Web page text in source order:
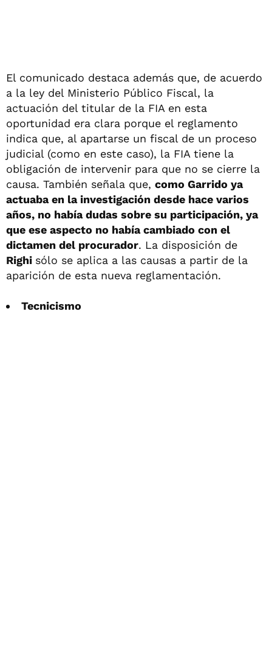
El comunicado destaca además que, de acuerdo
a la ley del Ministerio Público Fiscal, la
actuación del titular de la FIA en esta
oportunidad era clara porque el reglamento
indica que, al apartarse un fiscal de un proceso
judicial (como en este caso), la FIA tiene la
obligación de intervenir para que no se cierre la
causa. También señala que, como Garrido ya
actuaba en la investigación desde hace varios
años, no había dudas sobre su participación, ya
que ese aspecto no había cambiado con el
dictamen del procurador. La disposición de
Righi sólo se aplica a las causas a partir de la
aparición de esta nueva reglamentación.
Tecnicismo